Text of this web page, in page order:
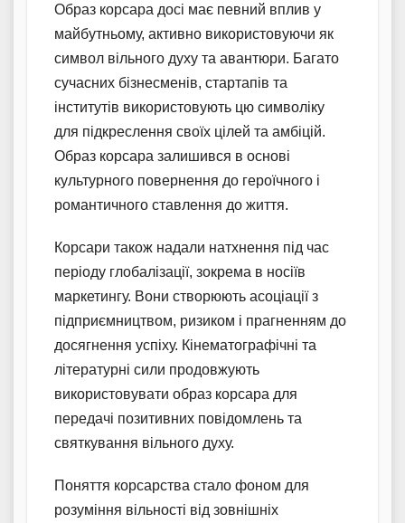
Образ корсара досі має певний вплив у
майбутньому, активно використовуючи як
символ вільного духу та авантюри. Багато
сучасних бізнесменів, стартапів та
інститутів використовують цю символіку
для підкреслення своїх цілей та амбіцій.
Образ корсара залишився в основі
культурного повернення до героїчного і
романтичного ставлення до життя.
Корсари також надали натхнення під час
періоду глобалізації, зокрема в носіїв
маркетингу. Вони створюють асоціації з
підприємництвом, ризиком і прагненням до
досягнення успіху. Кінематографічні та
літературні сили продовжують
використовувати образ корсара для
передачі позитивних повідомлень та
святкування вільного духу.
Поняття корсарства стало фоном для
розуміння вільності від зовнішніх